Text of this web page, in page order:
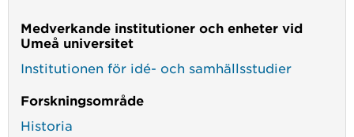
Medverkande institutioner och enheter vid
Umeå universitet
Institutionen för idé- och samhällsstudier
Forskningsområde
Historia